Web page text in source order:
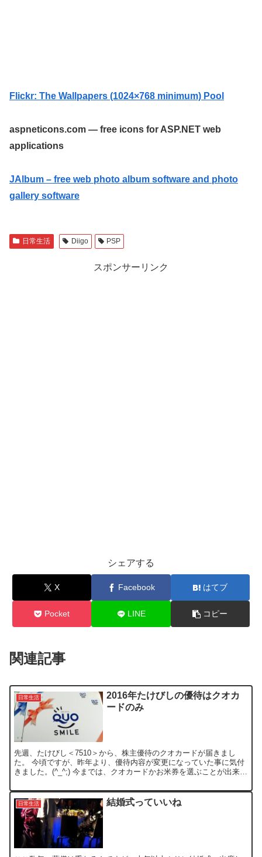
Flickr: The Wallpapers (1024×768 minimum) Pool
aspneticons.com — free icons for ASP.NET web
applications
JAlbum – free web photo album software and photo
gallery software
日常生活 Diigo PSP
スポンサーリンク
シェアする
X Facebook はてブ
Pocket LINE コピー
関連記事
日常生活
2016年たけびしの優待はクオカ
ードのみ
先週、たけびし＜7510＞から、株主優待のクオカードが届きまし
た。 今頃ですが、昨年より、優待内容が変更になっていた事に気付
きました。(^_^;) 今までは、クオカードかお米券を選ぶことが出来て
日常生活 結婚式っていいね